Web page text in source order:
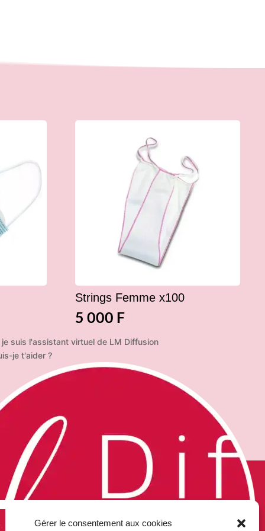
Gérer le consentement aux cookies
Strings Femme x100
5 000 F
COMMANDES
sécurisé
NOUS CONTACTER
LM-DIFFUSION
98716 Pirae
je suis l'assistant virtuel de LM Diffusion
je t'aider ?